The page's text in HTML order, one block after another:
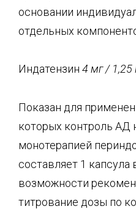
основании
отдельных
Индатензин 4 мг/ 1,25
Показан для
которых контроль АД
монотерапией
составляет 1 капсула
возможности
титрование дозы по